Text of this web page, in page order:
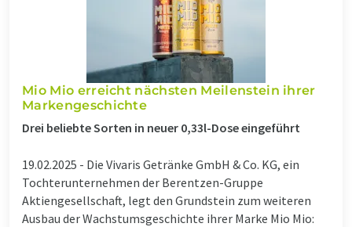
Mio Mio erreicht nächsten Meilenstein ihrer
Markengeschichte
Drei beliebte Sorten in neuer 0,33l-Dose eingeführt
19.02.2025 - Die Vivaris Getränke GmbH & Co. KG, ein
Tochterunternehmen der Berentzen-Gruppe
Aktiengesellschaft, legt den Grundstein zum weiteren
Ausbau der Wachstumsgeschichte ihrer Marke Mio Mio: